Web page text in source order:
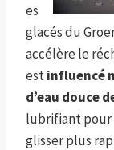
es
glacés du
accélère le
estinfluencé
d’eau douce
lubrifiant pour
glisser plus